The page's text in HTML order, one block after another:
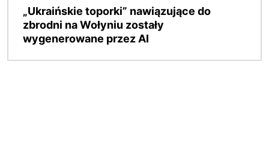
„Ukraińskie toporki” nawiązujące do
zbrodni na Wołyniu zostały
wygenerowane przez AI